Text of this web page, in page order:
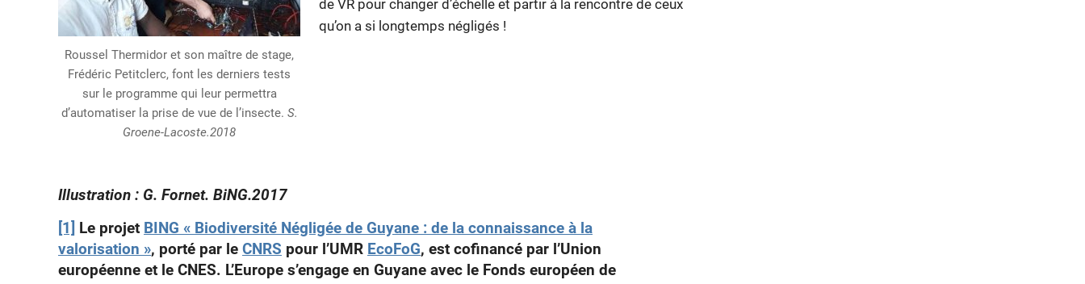
Roussel Thermidor et son maître de stage,
Frédéric Petitclerc, font les derniers tests
sur le programme qui leur permettra
d’automatiser la prise de vue de l’insecte. S.
Groene-Lacoste.2018
de VR pour changer d’échelle et partir à la rencontre de ceux
qu’on a si longtemps négligés !
Illustration : G. Fornet. BiNG.2017
[1] Le projet BING « Biodiversité Négligée de Guyane : de la connaissance à la
valorisation », porté par le CNRS pour l’UMR EcoFoG, est cofinancé par l’Union
européenne et le CNES. L’Europe s’engage en Guyane avec le Fonds européen de